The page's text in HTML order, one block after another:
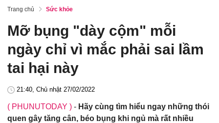
Trang chủ Sức khỏe
Mỡ bụng "dày cộm" mỗi
ngày chỉ vì mắc phải sai lầm
tai hại này
21:40, Chủ nhật 27/02/2022
( PHUNUTODAY ) - Hãy cùng tìm hiểu ngay những thói
quen gây tăng cân, béo bụng khi ngủ mà rất nhiều